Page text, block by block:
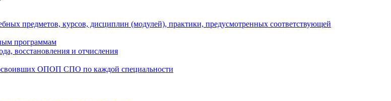
предметов, курсов, дисциплин (модулей), практики, предусмотренных соответствующей
программам
восстановления и отчисления
освоивших ОПОП СПО по каждой специальности